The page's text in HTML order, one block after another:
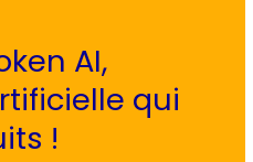
AI,
qui
!